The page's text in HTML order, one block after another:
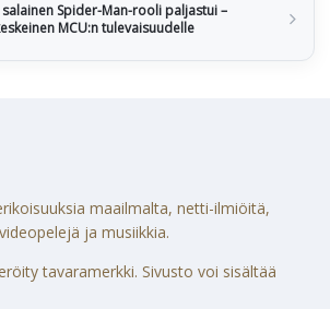
salainen Spider-Man-rooli paljastui –
MCU:n tulevaisuudelle
maailmalta, netti-ilmiöitä,
ja musiikkia.
tavaramerkki. Sivusto voi sisältää